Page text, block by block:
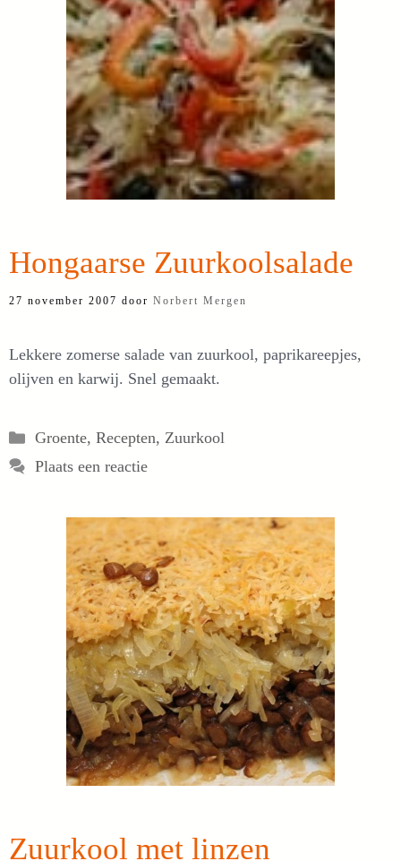
Hongaarse Zuurkoolsalade
27 november 2007 door Norbert Mergen
Lekkere zomerse salade van zuurkool, paprikareepjes,
olijven en karwij. Snel gemaakt.
Categorieën
Groente, Recepten, Zuurkool
Plaats een reactie
Zuurkool met linzen